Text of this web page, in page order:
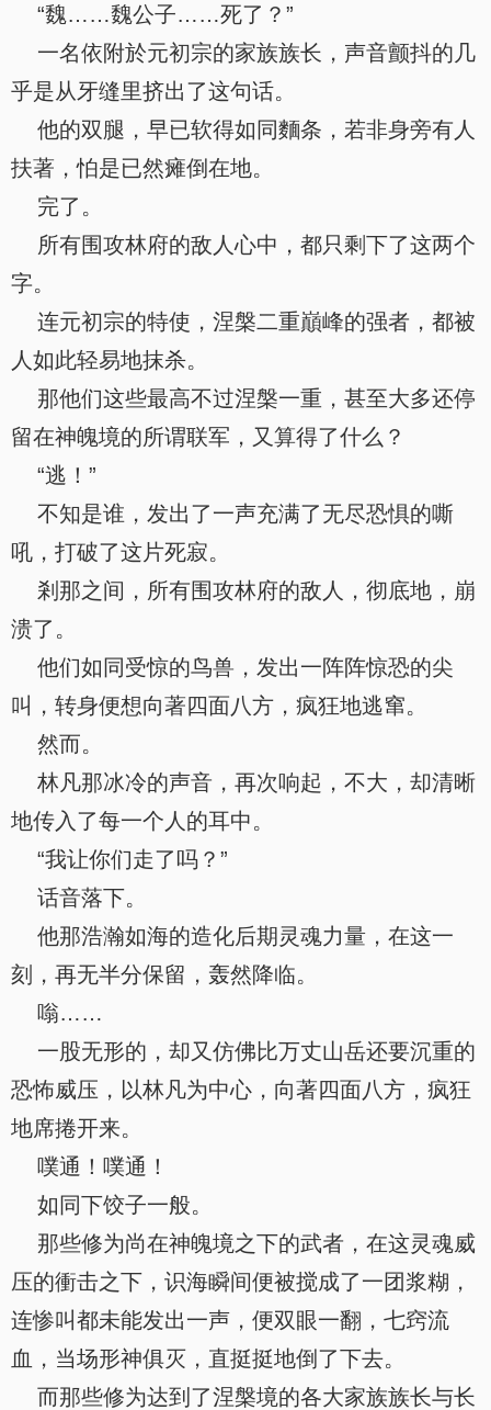
“魏……魏公子……死了？”
一名依附於元初宗的家族族长，声音颤抖的几
乎是从牙缝里挤出了这句话。
他的双腿，早已软得如同麵条，若非身旁有人
扶著，怕是已然瘫倒在地。
完了。
所有围攻林府的敌人心中，都只剩下了这两个
字。
连元初宗的特使，涅槃二重巔峰的强者，都被
人如此轻易地抹杀。
那他们这些最高不过涅槃一重，甚至大多还停
留在神魄境的所谓联军，又算得了什么？
“逃！”
不知是谁，发出了一声充满了无尽恐惧的嘶
吼，打破了这片死寂。
剎那之间，所有围攻林府的敌人，彻底地，崩
溃了。
他们如同受惊的鸟兽，发出一阵阵惊恐的尖
叫，转身便想向著四面八方，疯狂地逃窜。
然而。
林凡那冰冷的声音，再次响起，不大，却清晰
地传入了每一个人的耳中。
“我让你们走了吗？”
话音落下。
他那浩瀚如海的造化后期灵魂力量，在这一
刻，再无半分保留，轰然降临。
嗡……
一股无形的，却又仿佛比万丈山岳还要沉重的
恐怖威压，以林凡为中心，向著四面八方，疯狂
地席捲开来。
噗通！噗通！
如同下饺子一般。
那些修为尚在神魄境之下的武者，在这灵魂威
压的衝击之下，识海瞬间便被搅成了一团浆糊，
连惨叫都未能发出一声，便双眼一翻，七窍流
血，当场形神俱灭，直挺挺地倒了下去。
而那些修为达到了涅槃境的各大家族族长与长